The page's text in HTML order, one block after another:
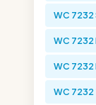
WC 7232
WC 7232
WC 7232
WC 7232